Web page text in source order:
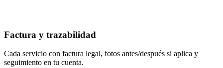
Factura y trazabilidad
Cada servicio con factura legal, fotos antes/después si aplica y
seguimiento en tu cuenta.